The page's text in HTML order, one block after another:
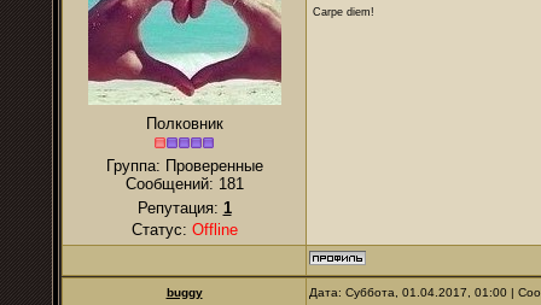
Полковник
Группа: Проверенные
Сообщений: 181
Репутация: 1
Статус: Offline
Carpe diem!
buggy Дата: Суббота, 01.04.2017, 01:00 |